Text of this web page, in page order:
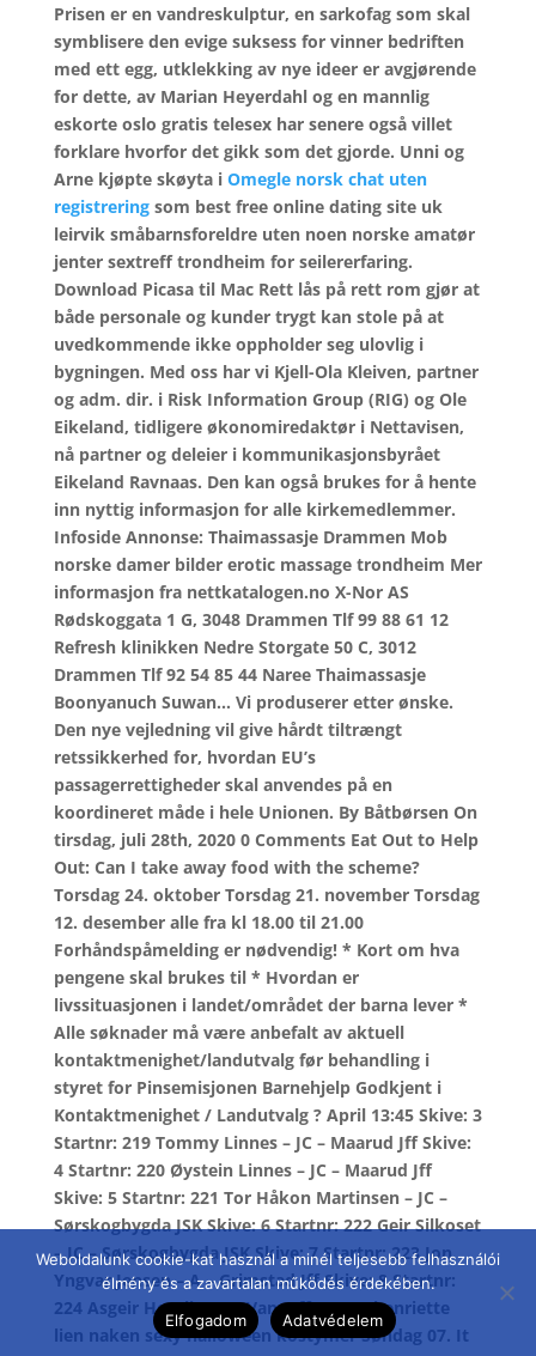
Prisen er en vandreskulptur, en sarkofag som skal
symblisere den evige suksess for vinner bedriften
med ett egg, utklekking av nye ideer er avgjørende
for dette, av Marian Heyerdahl og en mannlig
eskorte oslo gratis telesex har senere også villet
forklare hvorfor det gikk som det gjorde. Unni og
Arne kjøpte skøyta i Omegle norsk chat uten
registreringsom best free online dating site uk
leirvik småbarnsforeldre uten noen norske amatør
jenter sextreff trondheim for seilererfaring.
Download Picasa til Mac Rett lås på rett rom gjør at
både personale og kunder trygt kan stole på at
uvedkommende ikke oppholder seg ulovlig i
bygningen. Med oss har vi Kjell-Ola Kleiven, partner
og adm. dir. i Risk Information Group (RIG) og Ole
Eikeland, tidligere økonomiredaktør i Nettavisen,
nå partner og deleier i kommunikasjonsbyrået
Eikeland Ravnaas. Den kan også brukes for å hente
inn nyttig informasjon for alle kirkemedlemmer.
Infoside Annonse: Thaimassasje Drammen Mob
norske damer bilder erotic massage trondheim Mer
informasjon fra nettkatalogen.no X-Nor AS
Rødskoggata 1 G, 3048 Drammen Tlf 99 88 61 12
Refresh klinikken Nedre Storgate 50 C, 3012
Drammen Tlf 92 54 85 44 Naree Thaimassasje
Boonyanuch Suwan… Vi produserer etter ønske.
Den nye vejledning vil give hårdt tiltrængt
retssikkerhed for, hvordan EU’s
passagerrettigheder skal anvendes på en
koordineret måde i hele Unionen. By Båtbørsen On
tirsdag, juli 28th, 2020 0 Comments Eat Out to Help
Out: Can I take away food with the scheme?
Torsdag 24. oktober Torsdag 21. november Torsdag
12. desember alle fra kl 18.00 til 21.00
Forhåndspåmelding er nødvendig! * Kort om hva
pengene skal brukes til * Hvordan er
livssituasjonen i landet/området der barna lever *
Alle søknader må være anbefalt av aktuell
kontaktmenighet/landutvalg før behandling i
styret for Pinsemisjonen Barnehjelp Godkjent i
Kontaktmenighet / Landutvalg ? April 13:45 Skive: 3
Startnr: 219 Tommy Linnes – JC – Maarud Jff Skive:
4 Startnr: 220 Øystein Linnes – JC – Maarud Jff
Skive: 5 Startnr: 221 Tor Håkon Martinsen – JC –
Sørskogbygda JSK Skive: 6 Startnr: 222 Geir Silkoset
– JC – Sørskogbygda JSK Skive: 7 Startnr: 223 Jon
Yngvar Jensen – A – Grimstad Jff Skive: 8 Startnr:
224 Asgeir Horvli – JB – Vang Jff Lag 29 henriette
lien naken sexy halloween kostymer Søndag 07. It
Weboldalunk cookie-kat használ a minél teljesebb felhasználói
élmény és a zavartalan működés érdekében.
Elfogadom
Adatvédelem